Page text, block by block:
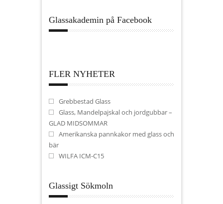
Glassakademin på Facebook
FLER NYHETER
Grebbestad Glass
Glass, Mandelpajskal och jordgubbar –
GLAD MIDSOMMAR
Amerikanska pannkakor med glass och
bär
WILFA ICM-C15
Glassigt Sökmoln